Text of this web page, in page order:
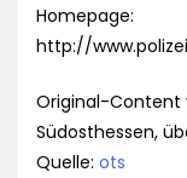
Homepage:
http://
Original-Content
Südosthessen,
Quelle: ots